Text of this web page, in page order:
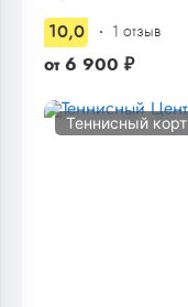
10,0 1 отзыв
от 6 900 ₽
Теннисный корт